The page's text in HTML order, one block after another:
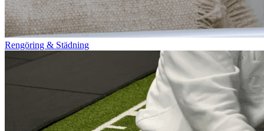
Rengöring & Städning